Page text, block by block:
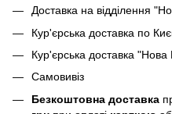
Доставка на відділення
Кур'єрська доставка по
Кур'єрська доставка "Нова
Самовивіз
Безкоштовна доставка